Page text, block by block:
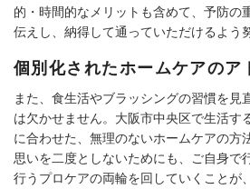
的・時間的なメリットも含めて、予防の
伝えし、納得して通っていただけるよう
個別化されたホームケアのア
また、食生活やブラッシングの習慣を見
は欠かせません。大阪市中央区で生活す
に合わせた、無理のないホームケアの方
思いを二度としないためにも、ご自身で
行うプロケアの両輪を回していくことが